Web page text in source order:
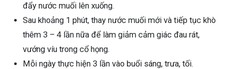
đẩy nước muối lên xuống.
Sau khoảng 1 phút, thay nước muối mới và tiếp tục khò
thêm 3 – 4 lần nữa để làm giảm cảm giác đau rát,
vướng víu trong cổ họng.
Mỗi ngày thực hiện 3 lần vào buổi sáng, trưa, tối.